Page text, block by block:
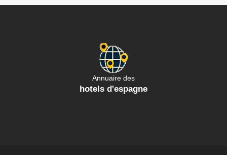
Annuaire des
hotels d'espagne